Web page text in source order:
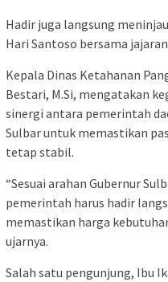
Hadir juga langsung
Hari Santoso bersama
Kepala Dinas Ketahanan
Bestari, M.Si, mengatakan
sinergi antara pemerintah
Sulbar untuk memastikan
tetap stabil.
“Sesuai arahan Gubernur
pemerintah harus hadir
memastikan harga
ujarnya.
Salah satu pengunjung, Ibu